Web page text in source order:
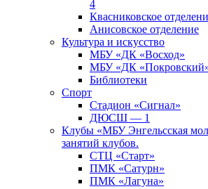
4
Квасниковское
Анисовское отделение
Культура и искусство
МБУ «ДК «Восход»
МБУ «ДК
Библиотеки
Спорт
Стадион «Сигнал»
ДЮСШ — 1
Клубы «МБУ Энгельсская
занятий клубов.
СТЦ «Старт»
ПМК «Сатурн»
ПМК «Лагуна»